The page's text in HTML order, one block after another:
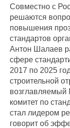
Совместно с
решаются
повышения
стандартов
Антон Шалаев
сфере
2017 по 2025
строительной
возглавляемый
комитет по
стал лидером
говорит об